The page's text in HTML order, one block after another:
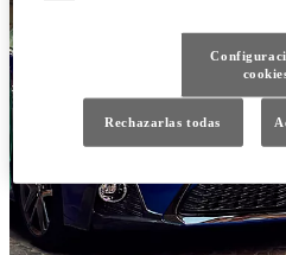
Rechazarlas todas